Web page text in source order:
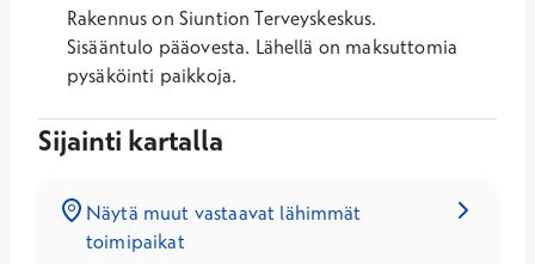
Rakennus on Siuntion Terveyskeskus.
Sisääntulo pääovesta. Lähellä on maksuttomia
pysäköinti paikkoja.
Sijainti kartalla
Näytä muut vastaavat lähimmät
toimipaikat